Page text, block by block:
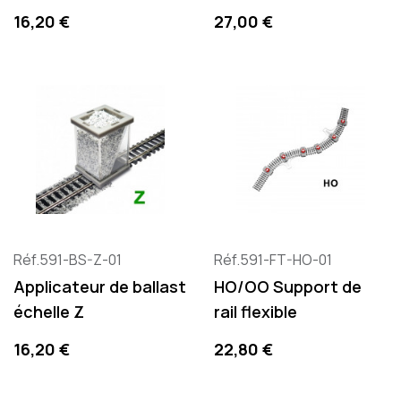
Prix
16,20 €
Prix
27,00 €
Réf.591-BS-Z-01
Applicateur de ballast
échelle Z
Prix
16,20 €
Réf.591-FT-HO-01
HO/OO Support de
rail flexible
Prix
22,80 €